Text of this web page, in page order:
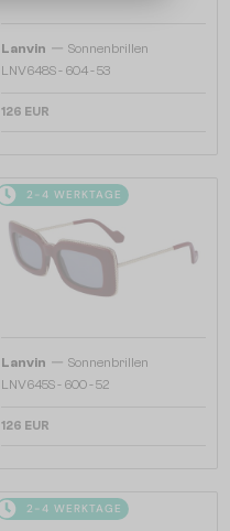
Lanvin — Sonnenbrillen
LNV648S - 604 - 53
126 EUR
2-4 WERKTAGE
Lanvin — Sonnenbrillen
LNV645S - 600 - 52
126 EUR
2-4 WERKTAGE